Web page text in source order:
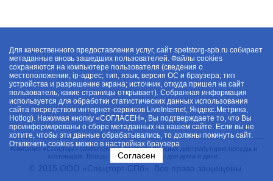
Компания «Спецторг» является одним из крупнейших дистрибуторов посуды и
хозтоваров. Всегда в наличии товары для дома и дачи.
© 2015 ООО «Спецторг-СПб». Все права защищены.
Для качественного предоставления услуг, сайт spetstorg-spb.ru собирает
метаданные вновь зашедших пользователей. Файлы cookies
сохраняются на компьютере пользователя (сведения о
местоположении; ip-адрес; тип, язык, версия ОС и браузера; тип
устройства и разрешение экрана; источник, откуда пришел на сайт
пользователь; какие страницы открывает). Собранная информация
используется для обработки статистических данных использования
сайта посредством интернет-сервисов LiveInternet, Яндекс.Метрика,
Hotlog). Нажимая кнопку «СОГЛАСЕН», Вы подтверждаете то, что Вы
проинформированы о сборе метаданных на нашем сайте. Если вы не
хотите, чтобы эти данные обрабатывались, то должны покинуть сайт.
Отключить cookies можно в настройках браузера
Согласен